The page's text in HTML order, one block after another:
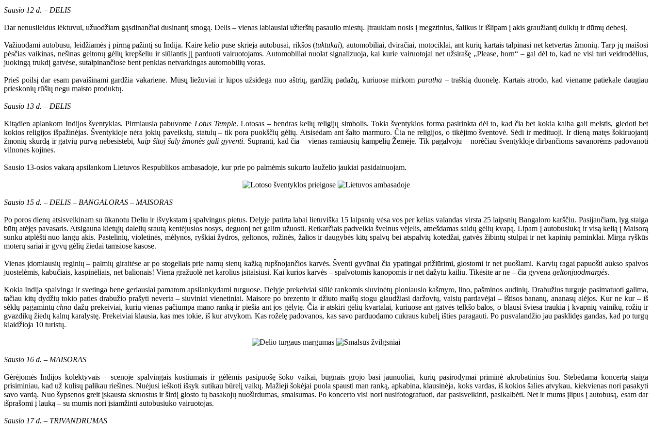
Sausio 12 d. – DELIS
Dar nenusileidus lėktuvui, užuodžiam gąsdinančiai dusinantį smogą. Delis – vienas labiausiai užterštų pasaulio miestų. Įtraukiam nosis į megztinius, šalikus ir išlipam į akis graužiantį dulkių ir dūmų debesį.
Važiuodami autobusu, leidžiamės į pirmą pažintį su Indija. Kaire kelio puse skrieja autobusai, rikšos (tuktukai), automobiliai, dviračiai, motociklai, ant kurių kartais talpinasi net ketvertas žmonių. Tarp jų maišosi
pėsčias vaikinas, nešinas geltonų gėlių krepšeliu ir siūlantis jį parduoti vairuotojams. Automobiliai nuolat signalizuoja, kai kurie vairuotojai net užsirašę „Please, horn“ – gal dėl to, kad ne visi turi veidrodėlius,
juokingą trukdį gatvėse, sutalpinančiose bent penkias netvarkingas automobilių voras.
Prieš poilsį dar esam pavaišinami gardžia vakariene. Mūsų liežuviai ir lūpos užsidega nuo aštrių, gardžių padažų, kuriuose mirkom paratha – traškią duonelę. Kartais atrodo, kad viename patiekale daugiau
prieskonių rūšių negu maisto produktų.
Sausio 13 d. – DELIS
Kitądien aplankom Indijos šventyklas. Pirmiausia pabuvome Lotus Temple. Lotosas – bendras kelių religijų simbolis. Tokia šventyklos forma pasirinkta dėl to, kad čia bet kokia kalba gali melstis, giedoti bet
kokios religijos išpažinėjas. Šventykloje nėra jokių paveikslų, statulų – tik pora puokščių gėlių. Atsisėdam ant šalto marmuro. Čia ne religijos, o tikėjimo šventovė. Sėdi ir medituoji. Ir dieną matęs šokiruojantį
žmonių skurdą ir gatvių purvą nebesistebi, kaip šitoj šaly žmonės gali gyventi. Supranti, kad čia – vienas ramiausių kampelių Žemėje. Tik pagalvoju – norėčiau šventykloje dirbančioms savanorėms padovanoti
vilnones kojines.
Sausio 13-osios vakarą apsilankom Lietuvos Respublikos ambasadoje, kur prie po palmėmis sukurto lauželio jaukiai pasidainuojam.
Sausio 15 d. – DELIS – BANGALORAS – MAISORAS
Po poros dienų atsisveikinam su ūkanotu Deliu ir išvykstam į spalvingus pietus. Delyje patirta labai lietuviška 15 laipsnių vėsa vos per kelias valandas virsta 25 laipsnių Bangaloro karščiu. Pasijaučiam, lyg staiga
būtų atėjęs pavasaris. Atsigauna kietųjų dalelių srautą kentėjusios nosys, deguonį net galim užuosti. Retkarčiais padvelkia švelnus vėjelis, atnešdamas saldų gėlių kvapą. Lipam į autobusiuką ir visą kelią į Maisorą
sunku atplėšti nuo langų akis. Pastelinių, violetinės, mėlynos, ryškiai žydros, geltonos, rožinės, žalios ir daugybės kitų spalvų bei atspalvių kotedžai, gatvės žibintų stulpai ir net kapinių paminklai. Mirga ryškūs
moterų sariai ir gyvų gėlių žiedai tamsiose kasose.
Vienas įdomiausių reginių – palmių giraitėse ar po stogeliais prie namų sienų kažką rupšnojančios karvės. Šventi gyvūnai čia ypatingai prižiūrimi, glostomi ir net puošiami. Karvių ragai papuošti aukso spalvos
juostelėmis, kabučiais, kaspinėliais, net balionais! Viena gražuolė net karolius įsitaisiusi. Kai kurios karvės – spalvotomis kanopomis ir net dažytu kailiu. Tikėsite ar ne – čia gyvena geltonjuodmargės.
Kokia Indija spalvinga ir svetinga bene geriausiai pamatom apsilankydami turguose. Delyje prekeiviai siūlė rankomis siuvinėtų ploniausio kašmyro, lino, pašminos audinių. Drabužius turguje pasimatuoti galima,
tačiau kitų dydžių tokio paties drabužio prašyti neverta – siuviniai vienetiniai. Maisore po brezento ir džiuto maišų stogu glaudžiasi daržovių, vaisių pardavėjai – ištisos bananų, ananasų alėjos. Kur ne kur – iš
sėklų pagamintųchna dažų prekeiviai, kurių vienas pačiumpa mano ranką ir piešia ant jos gėlytę. Čia ir atskiri gėlių kvartalai, kuriuose ant gatvės telkšo balos, o blausi šviesa traukia į kvapnių vainikų, rožių ir
gvazdikų žiedų kalnų karalystę. Prekeiviai klausia, kas mes tokie, iš kur atvykom. Kas roželę padovanos, kas savo parduodamo cukraus kubelį išties paragauti. Po pusvalandžio jau pasklidęs gandas, kad po turgų
klaidžioja 10 turistų.
Sausio 16 d. – MAISORAS
Gėrėjomės Indijos kolektyvais – scenoje spalvingais kostiumais ir gėlėmis pasipuošę šoko vaikai, būgnais grojo basi jaunuoliai, kurių pasirodymai priminė akrobatinius šou. Stebėdama koncertą staiga
prisiminiau, kad už kulisų palikau riešines. Nuėjusi ieškoti išsyk sutikau būrelį vaikų. Mažieji šokėjai puola spausti man ranką, apkabina, klausinėja, koks vardas, iš kokios šalies atvykau, kiekvienas nori pasakyti
savo vardą. Nuo šypsenos greit įskausta skruostus ir širdį glosto tų basakojų nuoširdumas, smalsumas. Po koncerto visi nori nusifotografuoti, dar pasisveikinti, pasikalbėti. Net ir mums įlipus į autobusą, esam dar
išprašomi į lauką – su mumis nori įsiamžinti autobusiuko vairuotojas.
Sausio 17 d. – TRIVANDRUMAS